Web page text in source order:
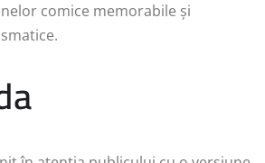
comice memorabile și